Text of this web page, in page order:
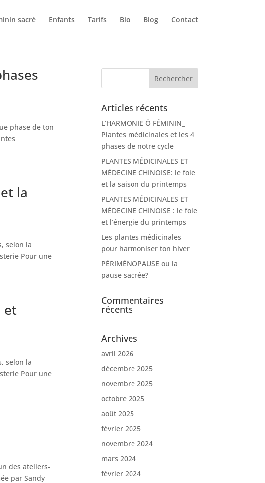
sacré Enfants Tarifs Bio Blog Contact
phase de ton
la
selon la
Pour une
et
selon la
Pour une
des ateliers-
par Sandy
Articles récents
L’HARMONIE Ö FÉMININ_
Plantes médicinales et les 4
phases de notre cycle
PLANTES MÉDICINALES ET
MÉDECINE CHINOISE: le foie
et la saison du printemps
PLANTES MÉDICINALES ET
MÉDECINE CHINOISE : le foie
et l’énergie du printemps
Les plantes médicinales
pour harmoniser ton hiver
PÉRIMÉNOPAUSE ou la
pause sacrée?
Commentaires
récents
Archives
avril 2026
décembre 2025
novembre 2025
octobre 2025
août 2025
février 2025
novembre 2024
mars 2024
février 2024